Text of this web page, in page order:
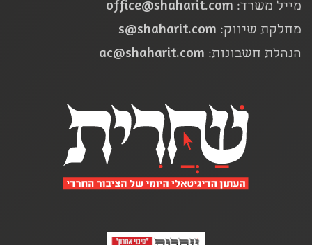
מייל משרד: office@shaharit.com
מחלקת שיווק: s@shaharit.com
הנהלת חשבונות: ac@shaharit.com